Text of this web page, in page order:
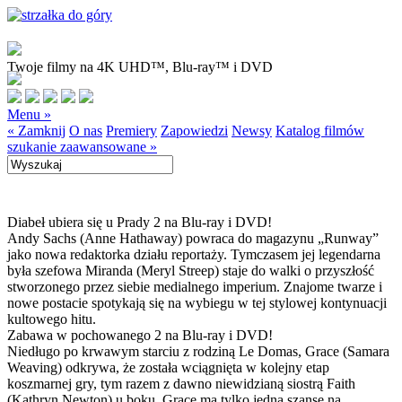
Twoje filmy na 4K UHD™, Blu-ray™ i DVD
Menu »
« Zamknij O nas Premiery Zapowiedzi Newsy Katalog filmów
szukanie zaawansowane »
Diabeł ubiera się u Prady 2 na Blu-ray i DVD!
Andy Sachs (Anne Hathaway) powraca do magazynu „Runway”
jako nowa redaktorka działu reportaży. Tymczasem jej legendarna
była szefowa Miranda (Meryl Streep) staje do walki o przyszłość
stworzonego przez siebie medialnego imperium. Znajome twarze i
nowe postacie spotykają się na wybiegu w tej stylowej kontynuacji
kultowego hitu.
Zabawa w pochowanego 2 na Blu-ray i DVD!
Niedługo po krwawym starciu z rodziną Le Domas, Grace (Samara
Weaving) odkrywa, że została wciągnięta w kolejny etap
koszmarnej gry, tym razem z dawno niewidzianą siostrą Faith